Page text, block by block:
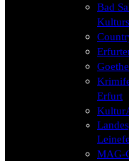
Bad
Erfurt
MAG-